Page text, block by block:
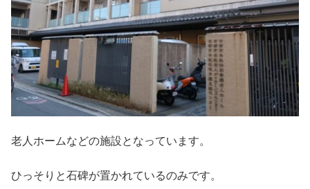
老人ホームなどの施設となっています。
ひっそりと石碑が置かれているのみです。